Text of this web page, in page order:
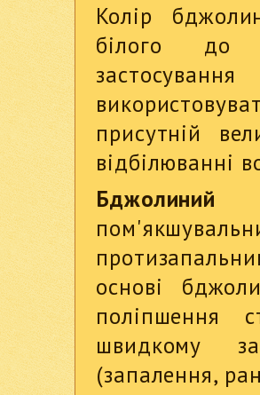
Колір
білого до
присутній
відбілюванні
Бджолиний
основі
поліпшення
швидкому
(запалення,